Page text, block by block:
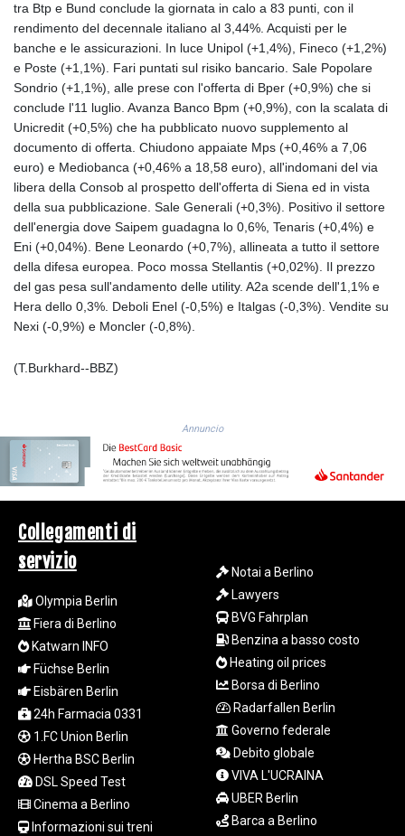
GTQ 8.790438
GYD 241.021217
HKD 9.039583
HNL 30.878201
HRK 7.534341
HTG 150.632674
HUF 365.29112
IDR
20648.779673
ILS 3.465894
IMP 0.85598
INR 109.832114
IQD
1510.141512
IRR
1584294.588378
KES 149.066921
KHR
KWD 0.356833
KYD 0.960096
KZT 539.86659
LAK
26045.837925
LBP
103192.042878
LKR 386.984902
LRD 209.293797
LSL 18.829049
LTL 3.402561
LYD 7.340541
MAD 10.750759
tra Btp e Bund conclude la giornata in calo a 83 punti, con il
rendimento del decennale italiano al 3,44%. Acquisti per le
banche e le assicurazioni. In luce Unipol (+1,4%), Fineco (+1,2%)
e Poste (+1,1%). Fari puntati sul risiko bancario. Sale Popolare
Sondrio (+1,1%), alle prese con l'offerta di Bper (+0,9%) che si
conclude l'11 luglio. Avanza Banco Bpm (+0,9%), con la scalata di
Unicredit (+0,5%) che ha pubblicato nuovo supplemento al
documento di offerta. Chiudono appaiate Mps (+0,46% a 7,06
euro) e Mediobanca (+0,46% a 18,58 euro), all'indomani del via
libera della Consob al prospetto dell'offerta di Siena ed in vista
della sua pubblicazione. Sale Generali (+0,3%). Positivo il settore
dell'energia dove Saipem guadagna lo 0,6%, Tenaris (+0,4%) e
Eni (+0,04%). Bene Leonardo (+0,7%), allineata a tutto il settore
della difesa europea. Poco mossa Stellantis (+0,02%). Il prezzo
del gas pesa sull'andamento delle utility. A2a scende dell'1,1% e
Hera dello 0,3%. Deboli Enel (-0,5%) e Italgas (-0,3%). Vendite su
Nexi (-0,9%) e Moncler (-0,8%).
(T.Burkhard--BBZ)
Annuncio
Collegamenti di
servizio
Olympia Berlin
Fiera di Berlino
Katwarn INFO
Füchse Berlin
Eisbären Berlin
24h Farmacia 0331
1.FC Union Berlin
Hertha BSC Berlin
DSL Speed Test
Cinema a Berlino
Informazioni sui treni
Notai a Berlino
Lawyers
BVG Fahrplan
Benzina a basso costo
Heating oil prices
Borsa di Berlino
Radarfallen Berlin
Governo federale
Debito globale
VIVA L'UCRAINA
UBER Berlin
Barca a Berlino